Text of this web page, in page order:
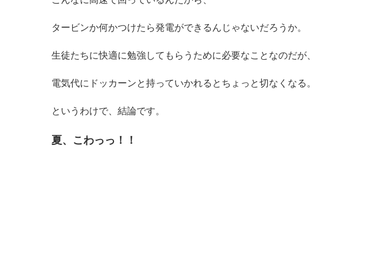
タービンか何かつけたら発電ができるんじゃないだろうか。
生徒たちに快適に勉強してもらうために必要なことなのだが、
電気代にドッカーンと持っていかれるとちょっと切なくなる。
というわけで、結論です。
夏、こわっっ！！